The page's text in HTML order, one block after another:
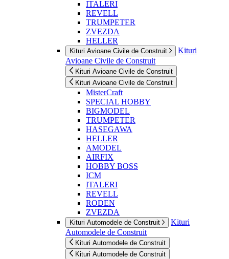
ITALERI
REVELL
TRUMPETER
ZVEZDA
HELLER
Kituri Avioane Civile de Construit
Kituri
Avioane Civile de Construit
Kituri Avioane Civile de Construit
Kituri Avioane Civile de Construit
MisterCraft
SPECIAL HOBBY
BIGMODEL
TRUMPETER
HASEGAWA
HELLER
AMODEL
AIRFIX
HOBBY BOSS
ICM
ITALERI
REVELL
RODEN
ZVEZDA
Kituri Automodele de Construit
Kituri
Automodele de Construit
Kituri Automodele de Construit
Kituri Automodele de Construit